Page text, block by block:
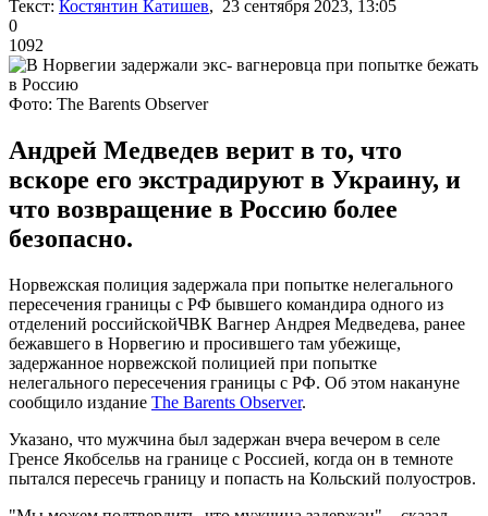
Текст: Костянтин Катишев, 23 сентября 2023, 13:05
0
1092
Фото: The Barents Observer
Андрей Медведев верит в то, что
вскоре его экстрадируют в Украину, и
что возвращение в Россию более
безопасно.
Норвежская полиция задержала при попытке нелегального
пересечения границы с РФ бывшего командира одного из
отделений российскойЧВК Вагнер Андрея Медведева, ранее
бежавшего в Норвегию и просившего там убежище,
задержанное норвежской полицией при попытке
нелегального пересечения границы с РФ. Об этом накануне
сообщило издание The Barents Observer.
Указано, что мужчина был задержан вчера вечером в селе
Гренсе Якобсельв на границе с Россией, когда он в темноте
пытался пересечь границу и попасть на Кольский полуостров.